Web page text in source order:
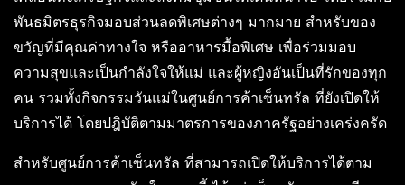
พันธมิตรธุรกิจมอบส่วนลดพิเศษต่างๆ มากมาย สำหรับของ
ขวัญที่มีคุณค่าทางใจ หรืออาหารมื้อพิเศษ เพื่อร่วมมอบ
ความสุขและเป็นกำลังใจให้แม่ และผู้หญิงอันเป็นที่รักของทุก
คน รวมทั้งกิจกรรมวันแม่ในศูนย์การค้าเซ็นทรัล ที่ยังเปิดให้
บริการได้ โดยปฎิบัติตามมาตรการของภาครัฐอย่างเคร่งครัด
สำหรับศูนย์การค้าเซ็นทรัล ที่สามารถเปิดให้บริการได้ตาม